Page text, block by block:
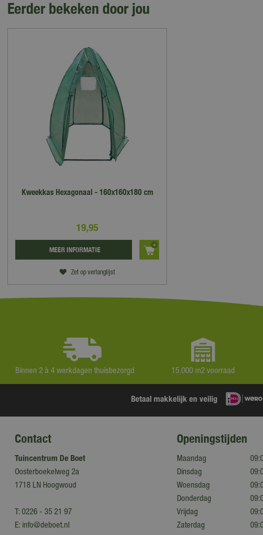
Eerder bekeken door jou
Kweekkas Hexagonaal - 160x160x180 cm
19,95
Zet op verlanglijst
MEER INFORMATIE
Binnen 2 à 4 werkdagen thuisbezorgd 15.000 m2 voorraad
Betaal makkelijk en veilig
Contact
Tuincentrum De Boet
Oosterboekelweg 2a
1718 LN Hoogwoud
T: 0226 - 35 21 97
E: info@deboet.nl
Openingstijden
Maandag
Dinsdag
Woensdag
Donderdag
Vrijdag
Zaterdag